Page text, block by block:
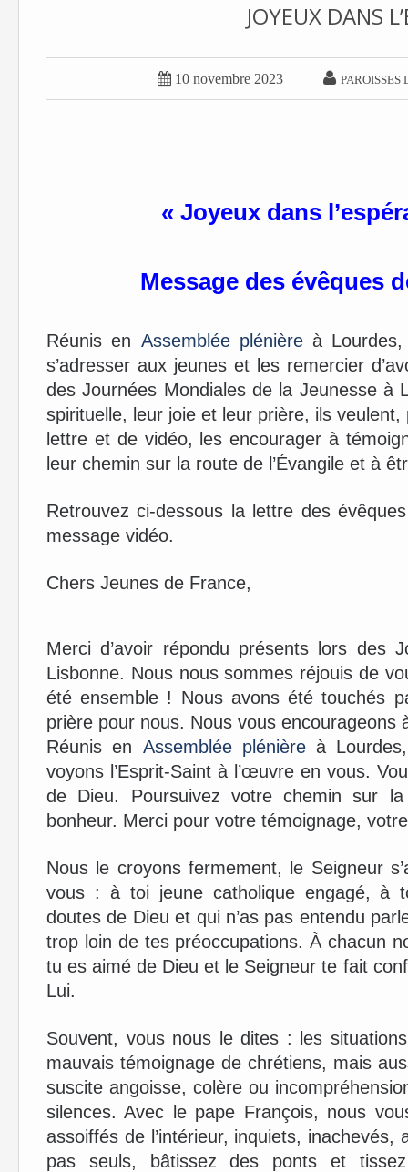
JOYEUX DANS
 10 novembre 2023  PAROISSES
« Joyeux dans
Message des évêques
Réunis en Assemblée plénièreà Lourdes,
s’adresser aux jeunes et les remercier
des Journées Mondiales de la Jeunesse à
spirituelle, leur joie et leur prière, ils
lettre et de vidéo, les encourager à
leur chemin sur la route de l’Évangile et à
Retrouvez ci-dessous la lettre des
message vidéo.
Chers Jeunes de France,
Merci d’avoir répondu présents lors des
Lisbonne. Nous nous sommes réjouis de
été ensemble ! Nous avons été touchés
prière pour nous. Nous vous
Réunis en Assemblée plénièreà Lourdes,
voyons l’Esprit-Saint à l’œuvre en vous.
de Dieu. Poursuivez votre chemin sur
bonheur. Merci pour votre témoignage,
Nous le croyons fermement, le Seigneur
vous : à toi jeune catholique engagé, à
doutes de Dieu et qui n’as pas entendu
trop loin de tes préoccupations. À chacun
tu es aimé de Dieu et le Seigneur te fait
Lui.
Souvent, vous nous le dites : les
mauvais témoignage de chrétiens, mais
suscite angoisse, colère ou
silences. Avec le pape François, nous
assoiffés de l’intérieur, inquiets,
pas seuls, bâtissez des ponts et